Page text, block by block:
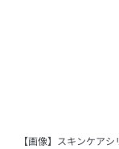
【画像】スキンケア